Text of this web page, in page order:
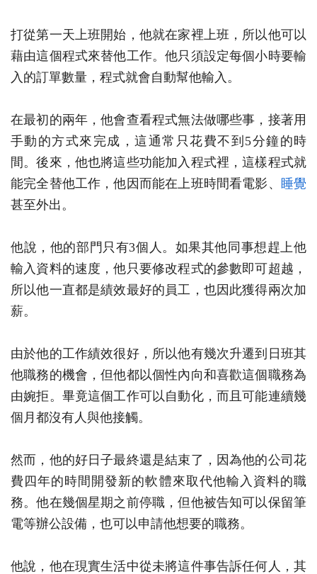
打從第一天上班開始，他就在家裡上班，所以他可以
藉由這個程式來替他工作。他只須設定每個小時要輸
入的訂單數量，程式就會自動幫他輸入。
在最初的兩年，他會查看程式無法做哪些事，接著用
手動的方式來完成，這通常只花費不到5分鐘的時
間。後來，他也將這些功能加入程式裡，這樣程式就
能完全替他工作，他因而能在上班時間看電影、
睡覺
甚至外出。
他說，他的部門只有3個人。如果其他同事想趕上他
輸入資料的速度，他只要修改程式的參數即可超越，
所以他一直都是績效最好的員工，也因此獲得兩次加
薪。
由於他的工作績效很好，所以他有幾次升遷到日班其
他職務的機會，但他都以個性內向和喜歡這個職務為
由婉拒。畢竟這個工作可以自動化，而且可能連續幾
個月都沒有人與他接觸。
然而，他的好日子最終還是結束了，因為他的公司花
費四年的時間開發新的軟體來取代他輸入資料的職
務。他在幾個星期之前停職，但他被告知可以保留筆
電等辦公設備，也可以申請他想要的職務。
他說，他在現實生活中從未將這件事告訴任何人，其